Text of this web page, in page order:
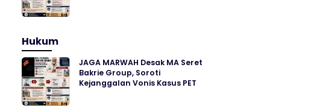
Hukum
JAGA MARWAH Desak MA Seret
Bakrie Group, Soroti
Kejanggalan Vonis Kasus PET